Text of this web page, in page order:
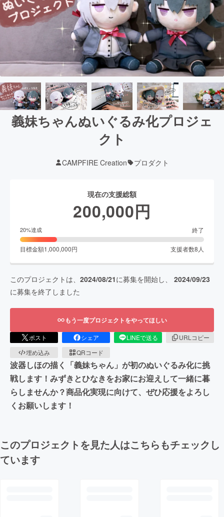
義妹ちゃんぬいぐるみ化プロジェ
クト
CAMPFIRE Creation プロダクト
現在の支援総額
200,000円
20%達成 終了
目標金額1,000,000円 支援者数8 人
このプロジェクトは、 2024/08/21に募集を開始し、 2024/09/23
に募集を終了しました
もう一度プロジェクトをやってほしい
ポスト シェア LINEで送る
URLコピー
埋め込み
QRコード
波器しほの描く「義妹ちゃん」が初のぬいぐるみ化に挑
戦します！みずきとひなきをお家にお迎えして一緒に暮
らしませんか？商品化実現に向けて、ぜひ応援をよろし
くお願いします！
このプロジェクトを見た人はこちらもチェックし
ています